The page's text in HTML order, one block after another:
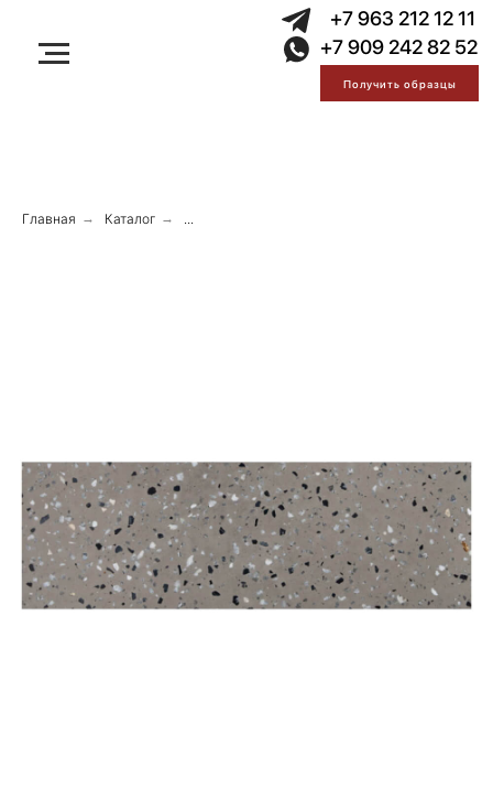
+7 963 212 12 11
+7 909 242 82 52
Получить образцы
Error get alias
Главная → Каталог → ...